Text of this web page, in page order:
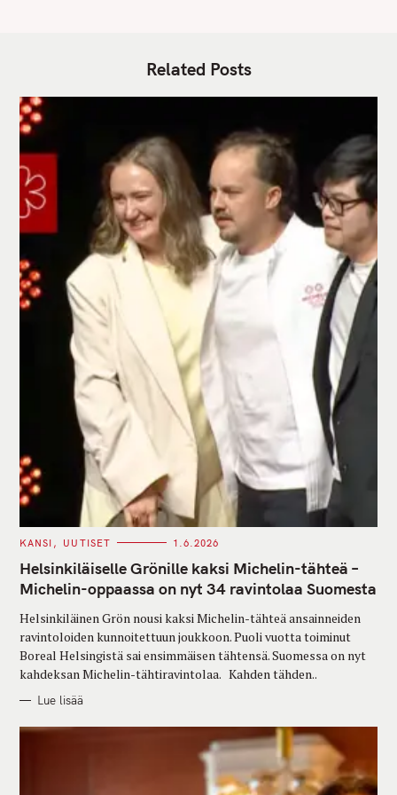
Related Posts
C
T
E
G
O
I
E
S
KANSI UUTISET 1.6.2026
Helsinkiläiselle Grönille kaksi Michelin-tähteä –
Michelin-oppaassa on nyt 34 ravintolaa Suomesta
Helsinkiläinen Grön nousi kaksi Michelin-tähteä ansainneiden
ravintoloiden kunnoitettuun joukkoon. Puoli vuotta toiminut
Boreal Helsingistä sai ensimmäisen tähtensä. Suomessa on nyt
kahdeksan Michelin-tähtiravintolaa. Kahden tähden..
Lue lisää